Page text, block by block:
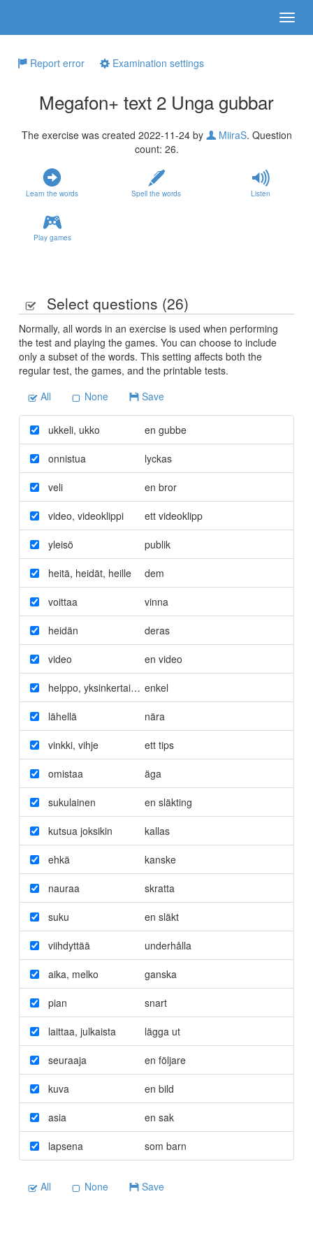
Report error Examination settings
Megafon+ text 2 Unga gubbar
The exercise was created 2022-11-24 by MiiraS. Question
count: 26.
Learn the words Spell the words Listen
Play games
Select questions (26)
Normally, all words in an exercise is used when performing
the test and playing the games. You can choose to include
only a subset of the words. This setting affects both the
regular test, the games, and the printable tests.
All
None Save
ukkeli, ukko en gubbe
onnistua lyckas
veli en bror
video, videoklippi ett videoklipp
yleisö publik
heitä, heidät, heille dem
voittaa vinna
heidän deras
video en video
helppo, yksinkertainenenkel
lähellä nära
vinkki, vihje ett tips
omistaa äga
sukulainen en släkting
kutsua joksikin kallas
ehkä kanske
nauraa skratta
suku en släkt
viihdyttää underhålla
aika, melko ganska
pian snart
laittaa, julkaista lägga ut
seuraaja en följare
kuva en bild
asia en sak
lapsena som barn
All None Save